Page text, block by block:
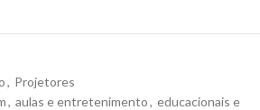
, Projetores
, aulas e entretenimento, educacionais e